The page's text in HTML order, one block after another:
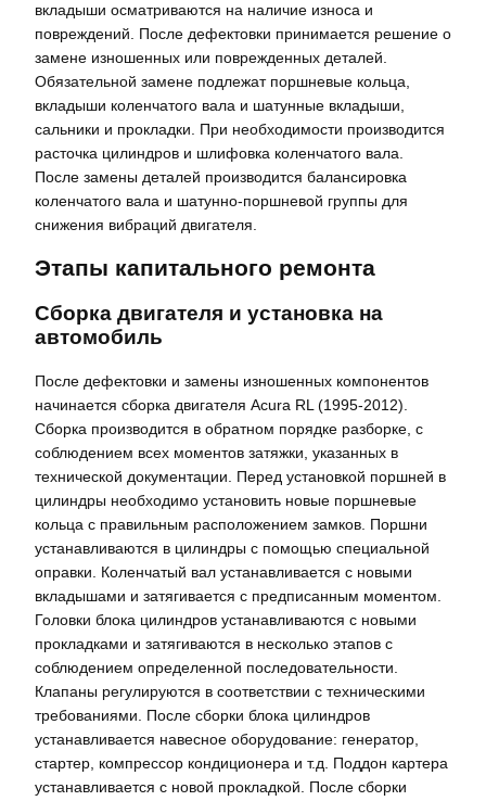
вкладыши осматриваются на наличие износа и
повреждений. После дефектовки принимается решение о
замене изношенных или поврежденных деталей.
Обязательной замене подлежат поршневые кольца,
вкладыши коленчатого вала и шатунные вкладыши,
сальники и прокладки. При необходимости производится
расточка цилиндров и шлифовка коленчатого вала.
После замены деталей производится балансировка
коленчатого вала и шатунно-поршневой группы для
снижения вибраций двигателя.
Этапы капитального ремонта
Сборка двигателя и установка на
автомобиль
После дефектовки и замены изношенных компонентов
начинается сборка двигателя Acura RL (1995-2012).
Сборка производится в обратном порядке разборке, с
соблюдением всех моментов затяжки, указанных в
технической документации. Перед установкой поршней в
цилиндры необходимо установить новые поршневые
кольца с правильным расположением замков. Поршни
устанавливаются в цилиндры с помощью специальной
оправки. Коленчатый вал устанавливается с новыми
вкладышами и затягивается с предписанным моментом.
Головки блока цилиндров устанавливаются с новыми
прокладками и затягиваются в несколько этапов с
соблюдением определенной последовательности.
Клапаны регулируются в соответствии с техническими
требованиями. После сборки блока цилиндров
устанавливается навесное оборудование: генератор,
стартер, компрессор кондиционера и т.д. Поддон картера
устанавливается с новой прокладкой. После сборки